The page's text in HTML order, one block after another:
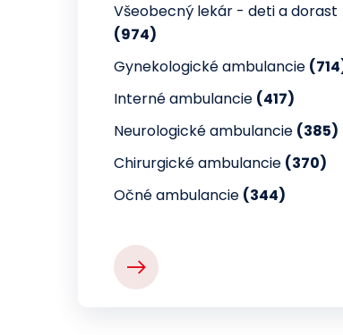
Všeobecný lekár - deti a dorast
(974)
Gynekologické ambulancie
Interné ambulancie (417)
Neurologické ambulancie (385)
Chirurgické ambulancie (370)
Očné ambulancie (344)